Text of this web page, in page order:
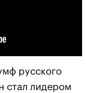
русского
стал лидером